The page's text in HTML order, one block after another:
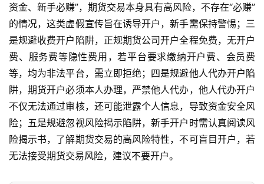
资金、新手必赚”，期货交易本身具有高风险，不存在“必赚”
的情况，这类虚假宣传旨在诱导开户，新手需保持警惕；三
是规避收费开户陷阱，正规期货公司开户全程免费，无开户
费、服务费等隐性费用，若平台要求缴纳开户费、会员费
等，均为非法平台，需立即拒绝；四是规避他人代办开户陷
阱，期货开户必须本人办理，严禁他人代办，他人代办开户
不仅无法通过审核，还可能泄露个人信息，导致资金安全风
险；五是规避忽视风险揭示陷阱，新手开户时需认真阅读风
险揭示书，了解期货交易的高风险特性，不可盲目开户，若
无法接受期货交易风险，建议不要开户。